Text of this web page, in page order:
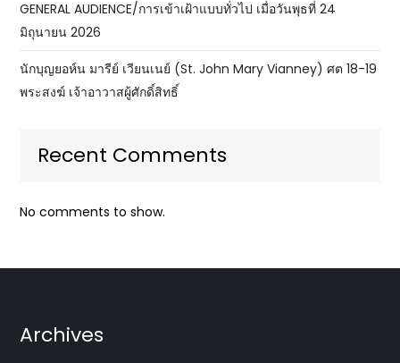
GENERAL AUDIENCE/การเข้าเฝ้าแบบทั่วไป เมื่อวันพุธที่ 24
มิถุนายน 2026
นักบุญยอห์น มารีย์ เวียนเนย์ (St. John Mary Vianney) ศต 18-19
พระสงฆ์ เจ้าอาวาสผู้ศักดิ์สิทธิ์
Recent Comments
No comments to show.
Archives